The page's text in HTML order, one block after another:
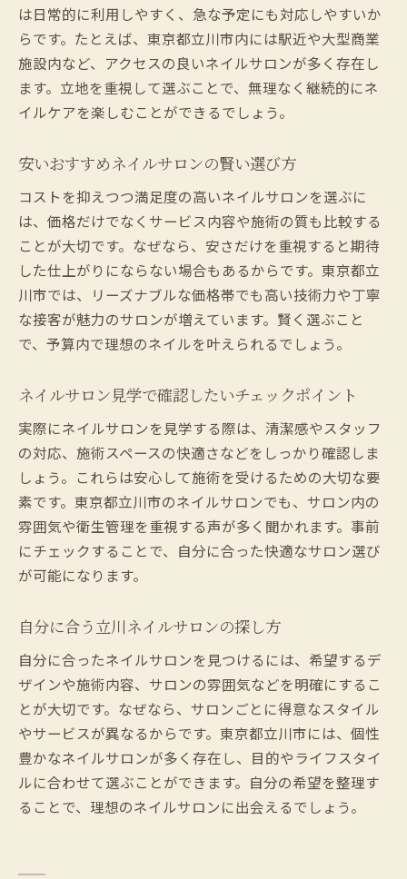
は日常的に利用しやすく、急な予定にも対応しやすいか
らです。たとえば、東京都立川市内には駅近や大型商業
施設内など、アクセスの良いネイルサロンが多く存在し
ます。立地を重視して選ぶことで、無理なく継続的にネ
イルケアを楽しむことができるでしょう。
安いおすすめネイルサロンの賢い選び方
コストを抑えつつ満足度の高いネイルサロンを選ぶに
は、価格だけでなくサービス内容や施術の質も比較する
ことが大切です。なぜなら、安さだけを重視すると期待
した仕上がりにならない場合もあるからです。東京都立
川市では、リーズナブルな価格帯でも高い技術力や丁寧
な接客が魅力のサロンが増えています。賢く選ぶこと
で、予算内で理想のネイルを叶えられるでしょう。
ネイルサロン見学で確認したいチェックポイント
実際にネイルサロンを見学する際は、清潔感やスタッフ
の対応、施術スペースの快適さなどをしっかり確認しま
しょう。これらは安心して施術を受けるための大切な要
素です。東京都立川市のネイルサロンでも、サロン内の
雰囲気や衛生管理を重視する声が多く聞かれます。事前
にチェックすることで、自分に合った快適なサロン選び
が可能になります。
自分に合う立川ネイルサロンの探し方
自分に合ったネイルサロンを見つけるには、希望するデ
ザインや施術内容、サロンの雰囲気などを明確にするこ
とが大切です。なぜなら、サロンごとに得意なスタイル
やサービスが異なるからです。東京都立川市には、個性
豊かなネイルサロンが多く存在し、目的やライフスタイ
ルに合わせて選ぶことができます。自分の希望を整理す
ることで、理想のネイルサロンに出会えるでしょう。